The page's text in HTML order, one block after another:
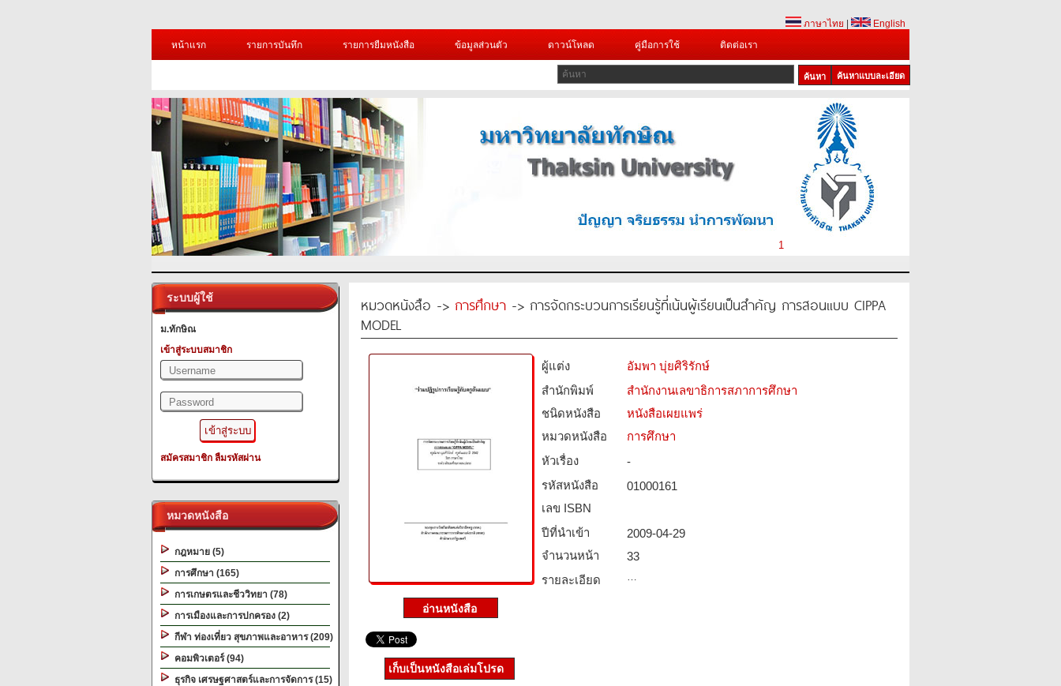
ภาษาไทย
English
หน้าแรก
รายการบันทึก รายการยืมหนังสือ ข้อมูลส่วนตัว ดาวน์โหลด คู่มือการใช้ ติดต่อเรา
ค้นหาแบบละเอียด
1
ระบบผู้ใช้
ม.ทักษิณ
เข้าสู่ระบบสมาชิก
สมัครสมาชิก ลืมรหัสผ่าน
หมวดหนังสือ
กฎหมาย (5)
การศึกษา (165)
การเกษตรและชีววิทยา (78)
การเมืองและการปกครอง (2)
กีฬา ท่องเที่ยว สุขภาพและอาหาร (209)
คอมพิวเตอร์ (94)
ธุรกิจ เศรษฐศาสตร์และการจัดการ (15)
หมวดหนังสือ -> การศึกษา -> การจัดกระบวนการเรียนรู้ที่เน้นผู้เรียนเป็นสำคัญ การสอนแบบ CIPPA
MODEL
ผู้แต่ง
อัมพา บุ่ยศิริรักษ์
สำนักพิมพ์
สำนักงานเลขาธิการสภาการศึกษา
ชนิดหนังสือ­
หนังสือเผยแพร่
หมวดหนังสือ­
การศึกษา
หัวเรื่อง
-
รหัสหนังสือ­
01000161
เลข ISBN
ปีที่นำเข้า
2009-04-29
จำนวนหน้า
33
รายละเอียด
…
เก็บเป็นหนังสือเล่มโปรด